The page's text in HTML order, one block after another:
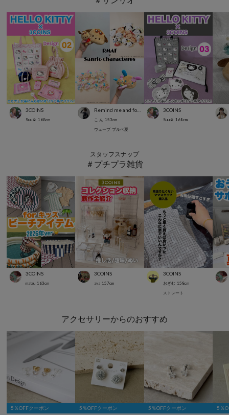
3COINS
Suu☺︎ 168cm こ ん 153cm
ウェーブ ブルベ夏
3COINS
Suu☺︎ 168cm
スタッフスナップ
＃プチプラ雑貨
3COINS
matsu 163cm
3COINS
aya 157cm
3COINS
おぎむ 158cm
ストレート
アクセサリーからのおすすめ
5％OFFクーポン 5％OFFクーポン 5％OFFクーポン 5％